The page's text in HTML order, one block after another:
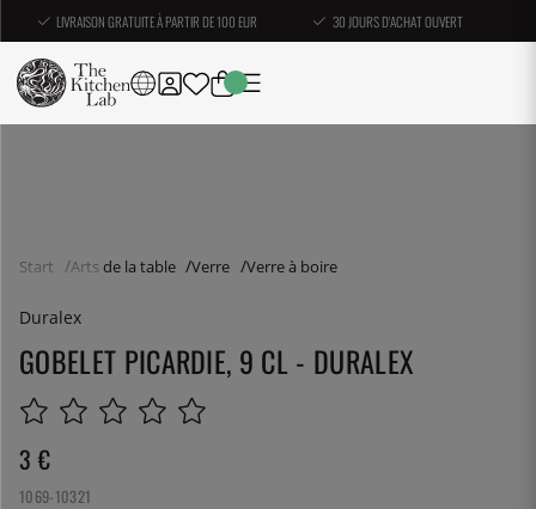
LIVRAISON GRATUITE À PARTIR DE 100 EUR 30 JOURS D'ACHAT OUVERT
Start Arts de la table Verre Verre à boire
Duralex
GOBELET PICARDIE, 9 CL - DURALEX
3 €
1069-10321